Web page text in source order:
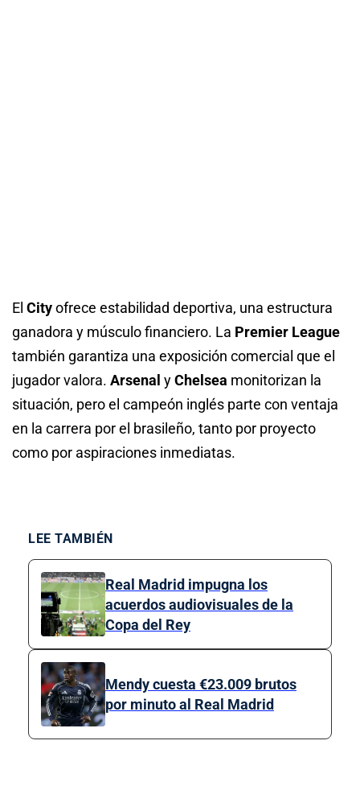
El Cityofrece estabilidad deportiva, una estructura
ganadora y músculo financiero. La Premier League
también garantiza una exposición comercial que el
jugador valora. Arsenal yChelsea monitorizan la
situación, pero el campeón inglés parte con ventaja
en la carrera por el brasileño, tanto por proyecto
como por aspiraciones inmediatas.
LEE TAMBIÉN
Real Madrid impugna los
acuerdos audiovisuales de la
Copa del Rey
Mendy cuesta €23.009 brutos
por minuto al Real Madrid